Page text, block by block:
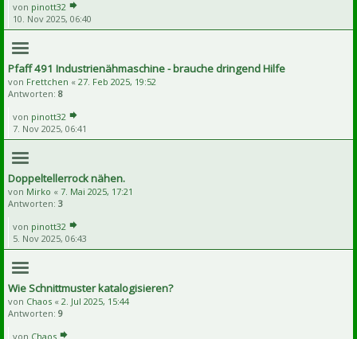
von pinott32
10. Nov 2025, 06:40
Pfaff 491 Industrienähmaschine - brauche dringend Hilfe
von Frettchen « 27. Feb 2025, 19:52
Antworten: 8
von pinott32
7. Nov 2025, 06:41
Doppeltellerrock nähen.
von Mirko « 7. Mai 2025, 17:21
Antworten: 3
von pinott32
5. Nov 2025, 06:43
Wie Schnittmuster katalogisieren?
von Chaos « 2. Jul 2025, 15:44
Antworten: 9
von Chaos